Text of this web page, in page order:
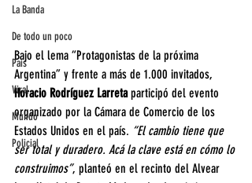
La Banda
De todo un poco
País
Viral
Mundo
Policial
Bajo el lema “Protagonistas de la próxima
Argentina” y frente a más de 1.000 invitados,
Horacio Rodríguez Larreta participó del evento
organizado por la Cámara de Comercio de los
Estados Unidos en el país. “El cambio tiene que
ser total y duradero. Acá la clave está en cómo lo
construimos”, planteó en el recinto del Alvear